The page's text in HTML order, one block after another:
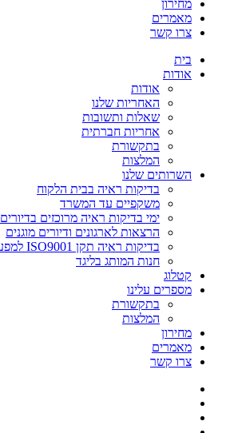
מחירון
מאמרים
צרו קשר
בית
אודות
אודות
האחריות שלנו
שאלות ותשובות
אחריות חברתית
בתקשורת
המלצות
השרותים שלנו
בדיקות ראיה בבית הלקוח
משקפיים עד המשרד
ימי בדיקות ראיה מרוכזים בדיורים
הרצאות לארגונים ודיורים מוגנים
בדיקות ראיה תקן ISO9001 למפעלים וחברות
חנות המותג בליגד
קטלוג
מספרים עלינו
בתקשורת
המלצות
מחירון
מאמרים
צרו קשר